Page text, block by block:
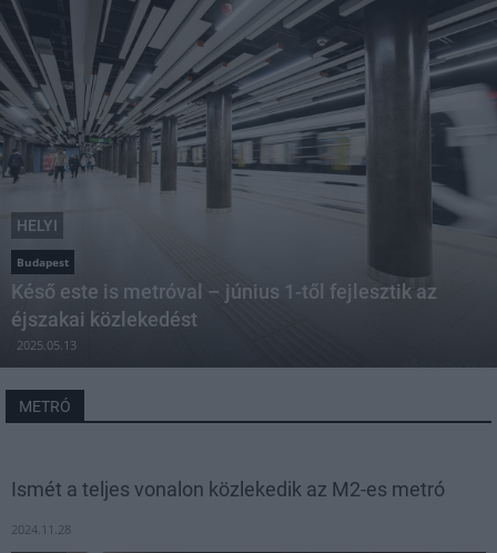
HELYI
Budapest
Késő este is metróval – június 1-től fejlesztik az
éjszakai közlekedést
2025.05.13
METRÓ
Ismét a teljes vonalon közlekedik az M2-es metró
2024.11.28